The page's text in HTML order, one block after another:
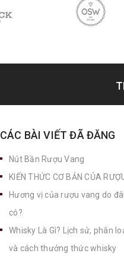
CÁC BÀI VIẾT ĐÃ ĐĂNG
Nút Bần Rượu Vang
KIẾN THỨC CƠ BẢN CỦA
Hương vị của rượu vang do
có?
Whisky Là Gì? Lịch sử, phân
và cách thưởng thức whisky